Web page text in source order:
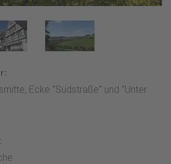
Ecke "Südstraße" und "Unter